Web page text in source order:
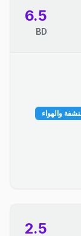
6.5
BD
والهواء
2.5